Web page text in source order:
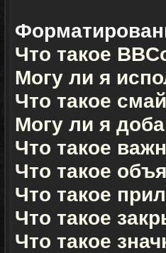
Что такое
Могу ли я
Что такое
Могу ли я
Что такое
Что такое
Что такое
Что такое
Что такое